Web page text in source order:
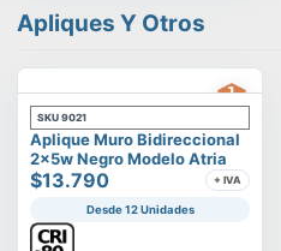
Apliques Y Otros
SKU 9021
Aplique Muro Bidireccional
2x5w Negro Modelo Atria
$13.790 + IVA
Desde 12 Unidades